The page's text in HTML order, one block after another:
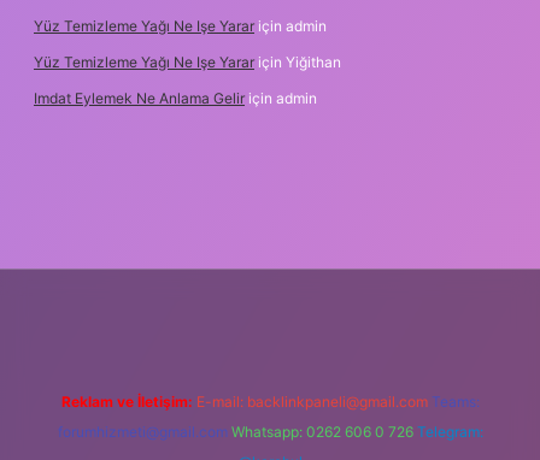
Yüz Temizleme Yağı Ne Işe Yarar için admin
Yüz Temizleme Yağı Ne Işe Yarar için Yiğithan
Imdat Eylemek Ne Anlama Gelir için admin
Reklam ve İletişim: E-mail: backlinkpaneli@gmail.com Teams:
forumhizmeti@gmail.com Whatsapp: 0262 606 0 726 Telegram: